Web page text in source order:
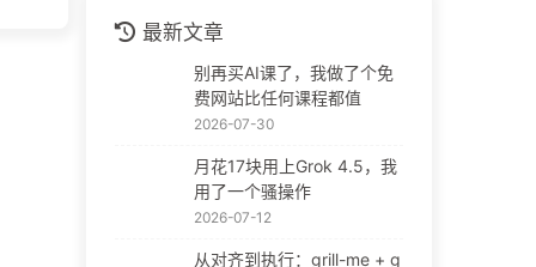
最新文章
别再买AI课了，我做了个免
费网站比任何课程都值
2026-07-30
月花17块用上Grok 4.5，我
用了一个骚操作
2026-07-12
从对齐到执行：grill-me + g